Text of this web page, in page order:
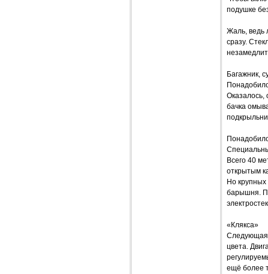
подушке
Жаль, ведь
сразу.
Багажник,
Оказалось,
бачка
Всего 40
открытым
Но
барышня.
«Клякса»
Следующая
цвета.
ещё более